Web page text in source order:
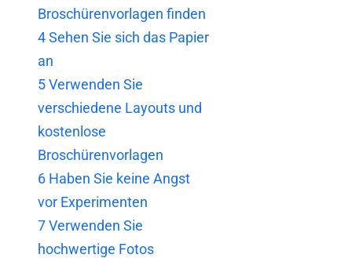
Broschürenvorlagen finden
4Sehen Sie sich das Papier
an
5Verwenden Sie
verschiedene Layouts und
kostenlose
Broschürenvorlagen
6 Haben Sie keine Angst
vor Experimenten
7Verwenden Sie
hochwertige Fotos